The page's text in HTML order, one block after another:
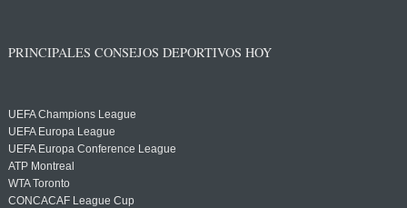
PRINCIPALES CONSEJOS DEPORTIVOS HOY
UEFA Champions League
UEFA Europa League
UEFA Europa Conference League
ATP Montreal
WTA Toronto
CONCACAF League Cup